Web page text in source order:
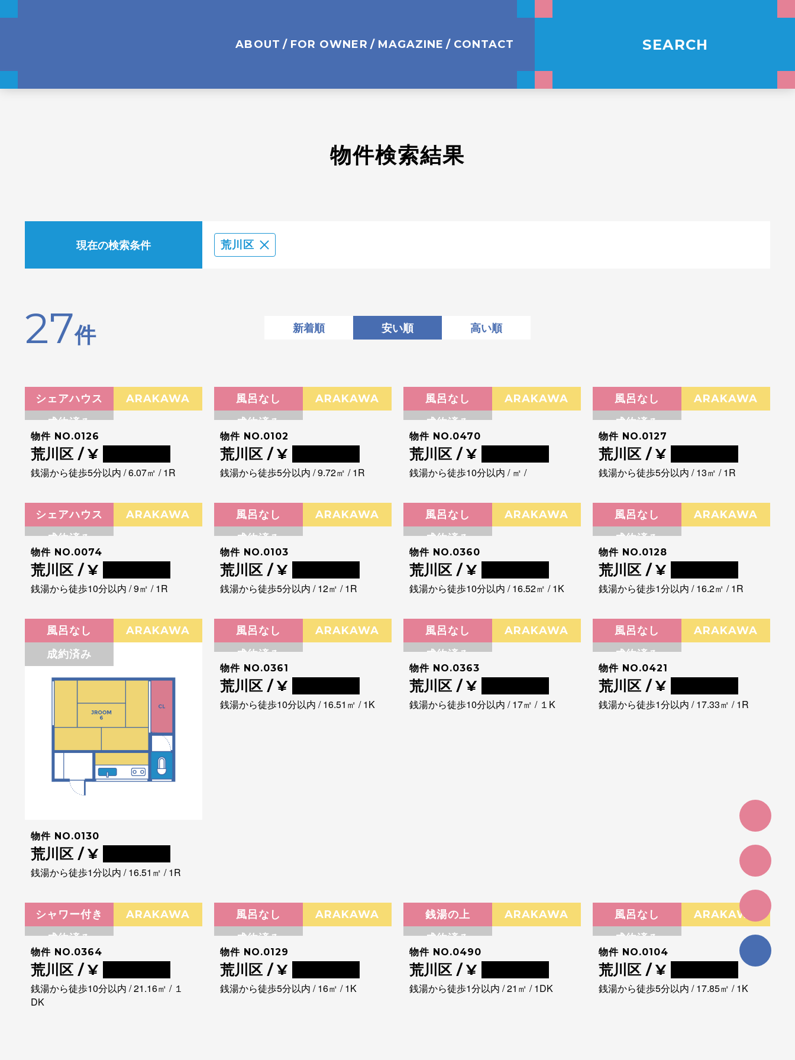
ABOUT FOR OWNER MAGAZINE CONTACT SEARCH
物件検索結果
現在の検索条件 荒川区
27件 新着順 安い順 高い順
シェアハウス
ARAKAWA
成約済み
物件 NO.0126
荒川区 / ¥
銭湯から徒歩5分以内 / 6.07㎡ / 1R
風呂なし
ARAKAWA
成約済み
物件 NO.0102
荒川区 / ¥
銭湯から徒歩5分以内 / 9.72㎡ / 1R
風呂なし
ARAKAWA
成約済み
物件 NO.0470
荒川区 / ¥
銭湯から徒歩10分以内 / ㎡ /
風呂なし
ARAKAWA
成約済み
物件 NO.0127
荒川区 / ¥
銭湯から徒歩5分以内 / 13㎡ / 1R
シェアハウス
ARAKAWA
成約済み
物件 NO.0074
荒川区 / ¥
銭湯から徒歩10分以内 / 9㎡ / 1R
風呂なし
ARAKAWA
成約済み
物件 NO.0103
荒川区 / ¥
銭湯から徒歩5分以内 / 12㎡ / 1R
風呂なし
ARAKAWA
成約済み
物件 NO.0360
荒川区 / ¥
銭湯から徒歩10分以内 / 16.52㎡ / 1K
風呂なし
ARAKAWA
成約済み
物件 NO.0128
荒川区 / ¥
銭湯から徒歩1分以内 / 16.2㎡ / 1R
風呂なし
ARAKAWA
成約済み
物件 NO.0130
荒川区 / ¥
銭湯から徒歩1分以内 / 16.51㎡ / 1R
風呂なし
ARAKAWA
成約済み
物件 NO.0361
荒川区 / ¥
銭湯から徒歩10分以内 / 16.51㎡ / 1K
風呂なし
ARAKAWA
成約済み
物件 NO.0363
荒川区 / ¥
銭湯から徒歩10分以内 / 17㎡ / １K
風呂なし
ARAKAWA
成約済み
物件 NO.0421
荒川区 / ¥
銭湯から徒歩1分以内 / 17.33㎡ / 1R
シャワー付き
ARAKAWA
成約済み
物件 NO.0364
荒川区 / ¥
銭湯から徒歩10分以内 / 21.16㎡ / １
DK
風呂なし
ARAKAWA
成約済み
物件 NO.0129
荒川区 / ¥
銭湯から徒歩5分以内 / 16㎡ / 1K
銭湯の上
ARAKAWA
成約済み
物件 NO.0490
荒川区 / ¥
銭湯から徒歩1分以内 / 21㎡ / 1DK
風呂なし
ARAKAWA
成約済み
物件 NO.0104
荒川区 / ¥
銭湯から徒歩5分以内 / 17.85㎡ / 1K